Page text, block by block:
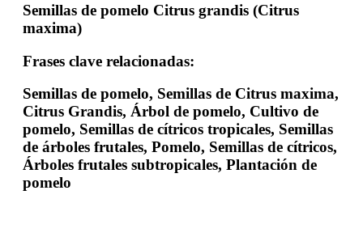
Semillas de pomelo Citrus grandis (Citrus
maxima)
Frases clave relacionadas:
Semillas de pomelo, Semillas de Citrus maxima,
Citrus Grandis, Árbol de pomelo, Cultivo de
pomelo, Semillas de cítricos tropicales, Semillas
de árboles frutales, Pomelo, Semillas de cítricos,
Árboles frutales subtropicales, Plantación de
pomelo